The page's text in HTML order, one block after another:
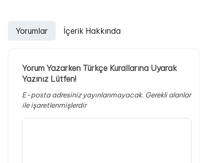
Yorumlar İçerik Hakkında
Yorum Yazarken Türkçe Kurallarına Uyarak
Yazınız Lütfen!
E-posta adresiniz yayınlanmayacak. Gerekli alanlar
ile işaretlenmişlerdir